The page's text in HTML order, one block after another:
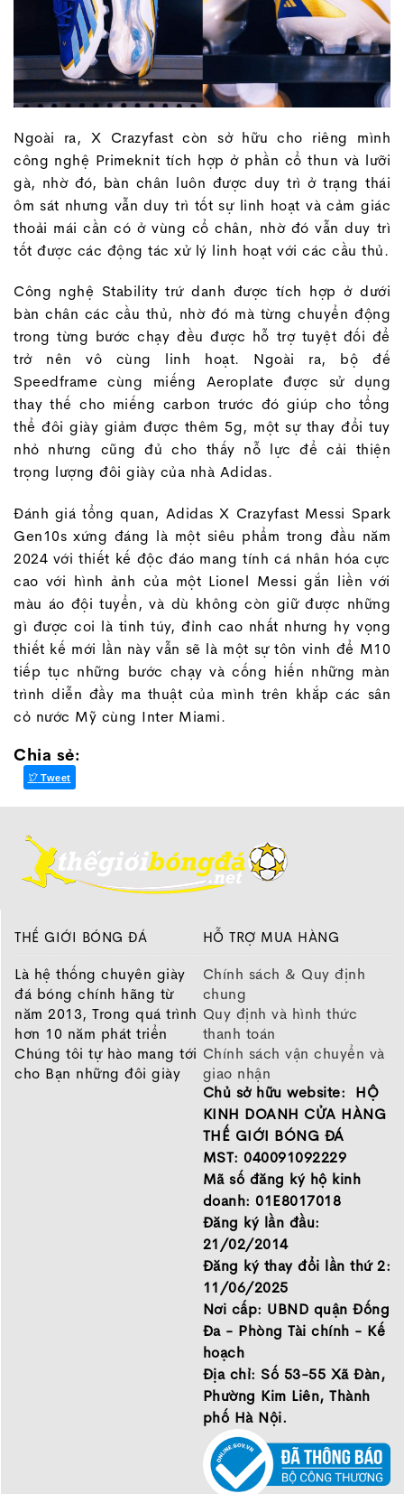
Ngoài ra, X Crazyfast còn sở hữu cho riêng mình
công nghệ Primeknit tích hợp ở phần cổ thun và lưỡi
gà, nhờ đó, bàn chân luôn được duy trì ở trạng thái
ôm sát nhưng vẫn duy trì tốt sự linh hoạt và cảm giác
thoải mái cần có ở vùng cổ chân, nhờ đó vẫn duy trì
tốt được các động tác xử lý linh hoạt với các cầu thủ.
Công nghệ Stability trứ danh được tích hợp ở dưới
bàn chân các cầu thủ, nhờ đó mà từng chuyển động
trong từng bước chạy đều được hỗ trợ tuyệt đối để
trở nên vô cùng linh hoạt. Ngoài ra, bộ đế
Speedframe cùng miếng Aeroplate được sử dụng
thay thế cho miếng carbon trước đó giúp cho tổng
thể đôi giày giảm được thêm 5g, một sự thay đổi tuy
nhỏ nhưng cũng đủ cho thấy nỗ lực để cải thiện
trọng lượng đôi giày của nhà Adidas.
Đánh giá tổng quan, Adidas X Crazyfast Messi Spark
Gen10s xứng đáng là một siêu phẩm trong đầu năm
2024 với thiết kế độc đáo mang tính cá nhân hóa cực
cao với hình ảnh của một Lionel Messi gắn liền với
màu áo đội tuyển, và dù không còn giữ được những
gì được coi là tinh túy, đỉnh cao nhất nhưng hy vọng
thiết kế mới lần này vẫn sẽ là một sự tôn vinh để M10
tiếp tục những bước chạy và cống hiến những màn
trình diễn đầy ma thuật của mình trên khắp các sân
cỏ nước Mỹ cùng Inter Miami.
Chia sẻ:
Tweet
THẾ GIỚI BÓNG ĐÁ
Là hệ thống chuyên giày
đá bóng chính hãng từ
năm 2013, Trong quá trình
hơn 10 năm phát triển
Chúng tôi tự hào mang tới
cho Bạn những đôi giày
HỖ TRỢ MUA HÀNG
Chính sách & Quy định
chung
Quy định và hình thức
thanh toán
Chính sách vận chuyển và
giao nhận
Chính sách bảo hành
Chính sách bảo mật thông
tin
Chủ sở hữu website: HỘ
KINH DOANH CỬA HÀNG
THẾ GIỚI BÓNG ĐÁ
MST: 040091092229
Mã số đăng ký hộ kinh
doanh: 01E8017018
Đăng ký lần đầu:
21/02/2014
Đăng ký thay đổi lần thứ 2:
11/06/2025
Nơi cấp: UBND quận Đống
Đa - Phòng Tài chính - Kế
hoạch
Địa chỉ: Số 53-55 Xã Đàn,
Phường Kim Liên, Thành
phố Hà Nội.